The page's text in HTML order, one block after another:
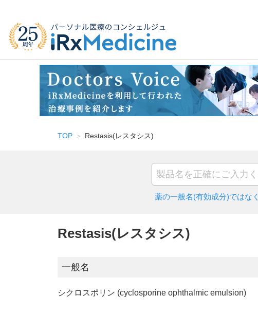
TOP Restasis(レスタシス)
薬の一般名(有効成分)ではなく
Restasis(レスタシス)
一般名
シクロスポリン (cyclosporine ophthalmic emulsion)